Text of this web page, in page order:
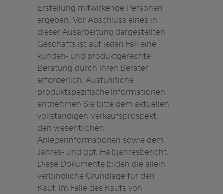
Erstellung mitwirkende Personen
ergeben. Vor Abschluss eines in
dieser Ausarbeitung dargestellten
Geschäfts ist auf jeden Fall eine
kunden- und produktgerechte
Beratung durch Ihren Berater
erforderlich. Ausführliche
produktspezifische Informationen
entnehmen Sie bitte dem aktuellen
vollständigen Verkaufsprospekt,
den wesentlichen
Anlegerinformationen sowie dem
Jahres- und ggf. Halbjahresbericht.
Diese Dokumente bilden die allein
verbindliche Grundlage für den
Kauf. Im Falle des Kaufs von